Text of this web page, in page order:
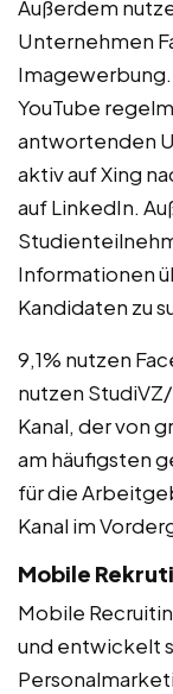
Außerdem
Unternehmen
YouTube
antwortenden
aktiv auf Xing
auf LinkedIn.
Informationen
Kandidaten zu
9,1% nutzen
nutzen
Kanal, der von
am häufigsten
für die
Kanal im
Mobile
Mobile
und entwickelt